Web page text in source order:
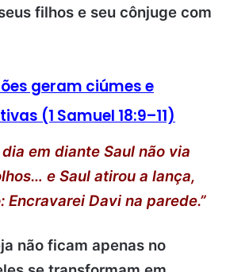
filhos e seu cônjuge com
geram ciúmes e
(1 Samuel 18:9–11)
em diante Saul não via
e Saul atirou a lança,
Davi na parede.”
não ficam apenas no